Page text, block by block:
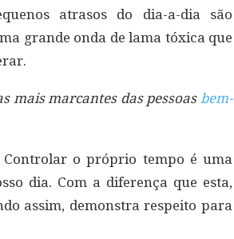
atrasos do dia-a-dia são
grande onda de lama tóxica que
mais marcantes das pessoasbem-
o próprio tempo é uma
dia. Com a diferença que esta,
assim, demonstra respeito para